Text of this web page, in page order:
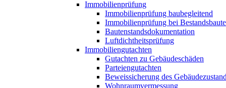
Immobilienprüfung
Immobilienprüfung baubegleitend
Immobilienprüfung bei
Bautenstandsdokumentation
Luftdichtheitsprüfung
Immobiliengutachten
Gutachten zu Gebäudeschäden
Parteiengutachten
Beweissicherung des
Wohnraumvermessung